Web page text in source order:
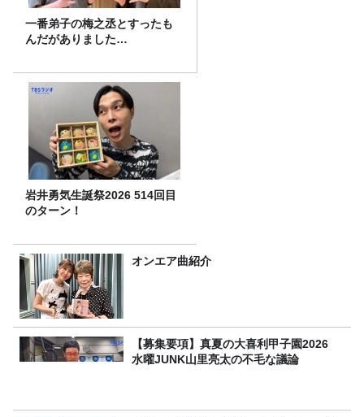
一番弟子の梅之丞とすったも
んだがありました…
岩井勇気生誕祭2026 514回目
のターン！
オンエア曲紹介
【募集要項】真夏の大喜利甲子園2026
水曜JUNK山里亮太の不毛な議論